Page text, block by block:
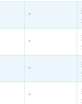
*
*
*
*